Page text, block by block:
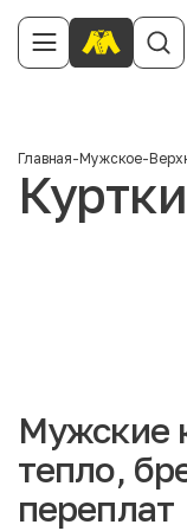
Главная-Мужское-
Куртки
Мужские
тепло,
переплат